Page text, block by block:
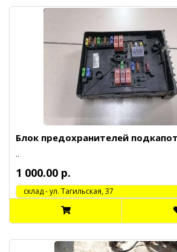
Блок предохранителей
..
1 000.00 р.
cклад - ул. Тагильская, 37